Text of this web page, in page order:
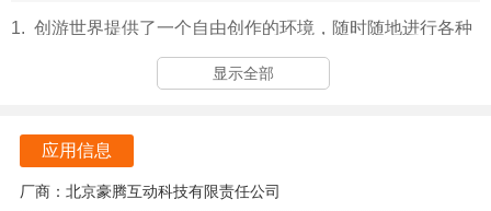
1. 创游世界提供了一个自由创作的环境，随时随地进行各种
创作活动，充分释放自己的创造力。
享，形成良好的创作生态圈。
显示全部
应用信息
厂商：北京豪腾互动科技有限责任公司